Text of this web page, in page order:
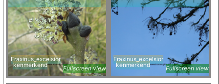
Fraxinus_excelsior
kenmerkend
Fullscreen view
Fraxinus_excelsior
kenmerkend
Fullscreen view